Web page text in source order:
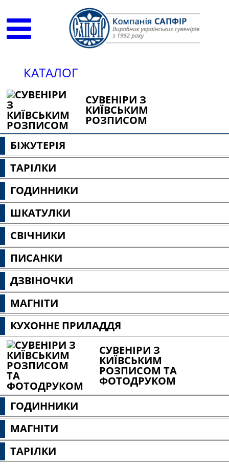
КАТАЛОГ
СУВЕНІРИ З
КИЇВСЬКИМ
РОЗПИСОМ
БІЖУТЕРІЯ
ТАРІЛКИ
ГОДИННИКИ
ШКАТУЛКИ
СВІЧНИКИ
ПИСАНКИ
ДЗВІНОЧКИ
МАГНІТИ
КУХОННЕ ПРИЛАДДЯ
СУВЕНІРИ З
КИЇВСЬКИМ
РОЗПИСОМ ТА
ФОТОДРУКОМ
ГОДИННИКИ
МАГНІТИ
ТАРІЛКИ